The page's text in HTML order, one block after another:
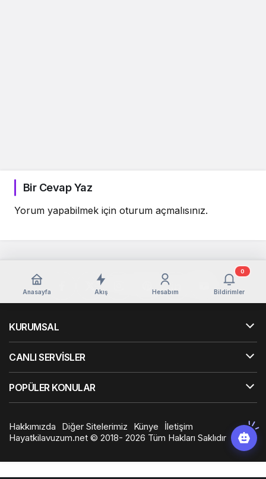
Bir Cevap Yaz
Yorum yapabilmek için oturum açmalısınız.
Anasayfa Akış Hesabım Bildirimler
0
KURUMSAL
CANLI SERVİSLER
POPÜLER KONULAR
Hakkımızda Diğer Sitelerimiz Künye
İletişim
Hayatkilavuzum.net © 2018- 2026 Tüm Hakları Saklıdır